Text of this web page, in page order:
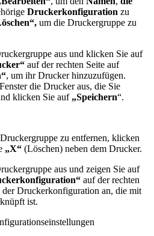
Druckerkonfiguration zu
um die Druckergruppe zu
aus und klicken Sie auf
auf der rechten Seite auf
, um ihr Drucker hinzuzufügen.
die Drucker aus, die Sie
klicken Sie auf „Speichern“.
zu entfernen, klicken
„X“ (Löschen) neben dem Drucker.
aus und zeigen Sie auf
auf der rechten
der Druckerkonfiguration an, die mit
ist.